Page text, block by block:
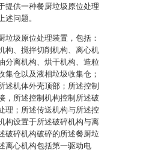
提供一种餐厨垃圾原位处理
述问题。
垃圾原位处理装置，包括：
构、搅拌切削机构、离心机
分离机构、烘干机构、造粒
集仓以及液相垃圾收集仓；
述机体外壳顶部；所述控制
，所述控制机构控制所述破
理；所述传送机构与所述控
构设置于所述破碎机构与离
破碎机构破碎的所述餐厨垃
离心机构包括第一驱动电